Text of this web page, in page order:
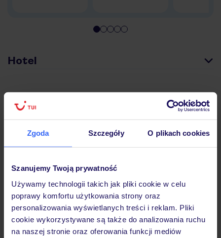
Zgoda Szczegóły O plikach cookies
Szanujemy Twoją prywatność
Używamy technologii takich jak pliki cookie w celu
poprawy komfortu użytkowania strony oraz
personalizowania wyświetlanych treści i reklam. Pliki
cookie wykorzystywane są także do analizowania ruchu
na naszej stronie oraz oferowania funkcji mediów
Hotel
Wyżywienie
Atrakcje
Ważne informacje